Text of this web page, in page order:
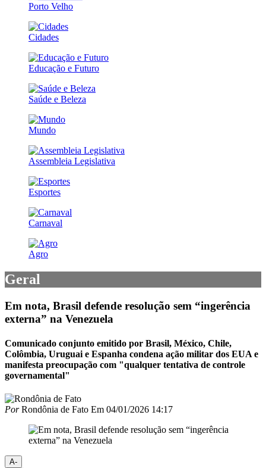
Porto Velho
Cidades
Educação e Futuro
Saúde e Beleza
Mundo
Assembleia Legislativa
Esportes
Carnaval
Agro
Geral
Em nota, Brasil defende resolução sem “ingerência
externa” na Venezuela
Comunicado conjunto emitido por Brasil, México, Chile,
Colômbia, Uruguai e Espanha condena ação militar dos EUA e
manifesta preocupação com "qualquer tentativa de controle
governamental"
PorRondônia de Fato Em 04/01/2026 14:17
A-